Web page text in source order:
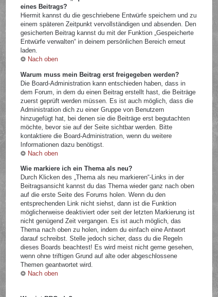
eines Beitrags?
Hiermit kannst du die geschriebene Entwürfe speichern und zu
einem späteren Zeitpunkt vervollständigen und absenden. Den
gesicherten Beitrag kannst du mit der Funktion „Gespeicherte
Entwürfe verwalten“ in deinem persönlichen Bereich erneut
laden.
Nach oben
Warum muss mein Beitrag erst freigegeben werden?
Die Board-Administration kann entschieden haben, dass in
dem Forum, in dem du einen Beitrag erstellt hast, die Beiträge
zuerst geprüft werden müssen. Es ist auch möglich, dass die
Administration dich zu einer Gruppe von Benutzern
hinzugefügt hat, bei denen sie die Beiträge erst begutachten
möchte, bevor sie auf der Seite sichtbar werden. Bitte
kontaktiere die Board-Administration, wenn du weitere
Informationen dazu benötigst.
Nach oben
Wie markiere ich ein Thema als neu?
Durch Klicken des „Thema als neu markieren“-Links in der
Beitragsansicht kannst du das Thema wieder ganz nach oben
auf die erste Seite des Forums holen. Wenn du den
entsprechenden Link nicht siehst, dann ist die Funktion
möglicherweise deaktiviert oder seit der letzten Markierung ist
nicht genügend Zeit vergangen. Es ist auch möglich, das
Thema nach oben zu holen, indem du einfach eine Antwort
darauf schreibst. Stelle jedoch sicher, dass du die Regeln
dieses Boards beachtest! Es wird meist nicht gerne gesehen,
wenn ohne triftigen Grund auf alte oder abgeschlossene
Themen geantwortet wird.
Nach oben